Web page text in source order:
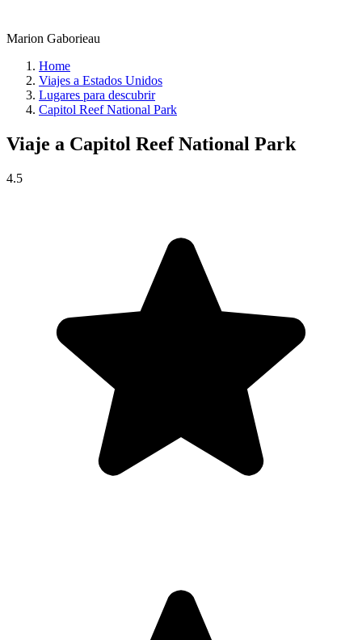
Marion Gaborieau
Home
Viajes a Estados Unidos
Lugares para descubrir
Capitol Reef National Park
Viaje a Capitol Reef National Park
4.5